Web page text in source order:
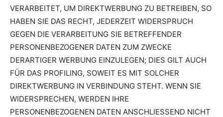
VERARBEITET, UM DIREKTWERBUNG ZU BETREIBEN, SO
HABEN SIE DAS RECHT, JEDERZEIT WIDERSPRUCH
GEGEN DIE VERARBEITUNG SIE BETREFFENDER
PERSONENBEZOGENER DATEN ZUM ZWECKE
DERARTIGER WERBUNG EINZULEGEN; DIES GILT AUCH
FÜR DAS PROFILING, SOWEIT ES MIT SOLCHER
DIREKTWERBUNG IN VERBINDUNG STEHT. WENN SIE
WIDERSPRECHEN, WERDEN IHRE
PERSONENBEZOGENEN DATEN ANSCHLIESSEND NICHT